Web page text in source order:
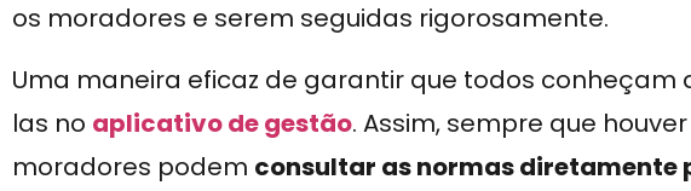
os moradores e serem seguidas rigorosamente.
Uma maneira eficaz de garantir que todos conheçam
las no aplicativo de gestão. Assim, sempre que
moradores podem consultar as normas diretamente